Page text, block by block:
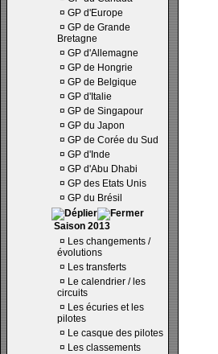
¤ GP d'Europe
¤ GP de Grande
Bretagne
¤ GP d'Allemagne
¤ GP de Hongrie
¤ GP de Belgique
¤ GP d'Italie
¤ GP de Singapour
¤ GP du Japon
¤ GP de Corée du Sud
¤ GP d'Inde
¤ GP d'Abu Dhabi
¤ GP des Etats Unis
¤ GP du Brésil
Saison 2013
¤ Les changements /
évolutions
¤ Les transferts
¤ Le calendrier / les
circuits
¤ Les écuries et les
pilotes
¤ Le casque des pilotes
¤ Les classements